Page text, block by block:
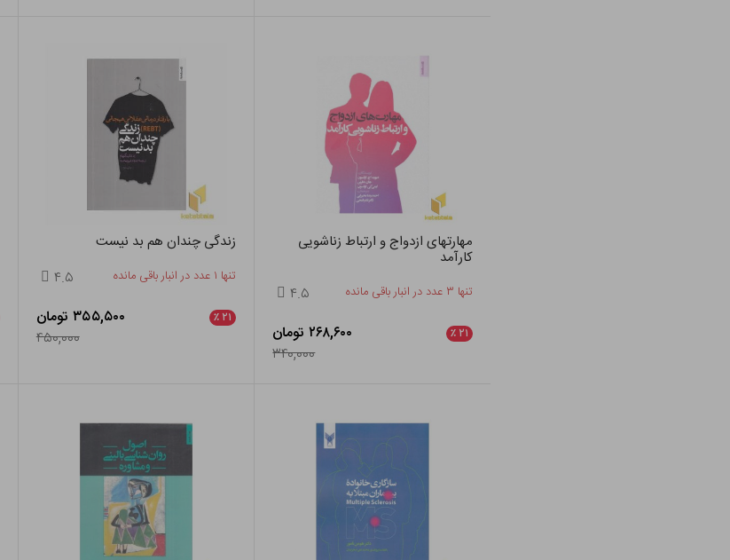
مهارتهای ازدواج و ارتباط زناشویی
کارآمد
تنها ۳ عدد در انبار باقی مانده ۴.۵
۲۱ ٪
۲۶۸,۶۰۰ تومان
۳۴۰,۰۰۰
زندگی چندان هم بد نیست
تنها ۱ عدد در انبار باقی مانده ۴.۵
۲۱ ٪
۳۵۵,۵۰۰ تومان
۴۵۰,۰۰۰